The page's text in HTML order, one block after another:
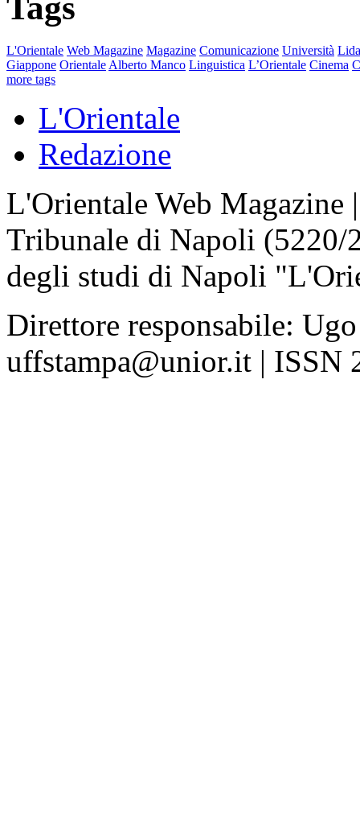
Tags
L'Orientale Web Magazine Magazine Comunicazione Università
Giappone Orientale Alberto Manco Linguistica L’Orientale Cinema
more tags
L'Orientale
Redazione
L'Orientale Web Magazine
Tribunale di Napoli
degli studi di Napoli
Direttore responsabile:
uffstampa@unior.it | ISSN